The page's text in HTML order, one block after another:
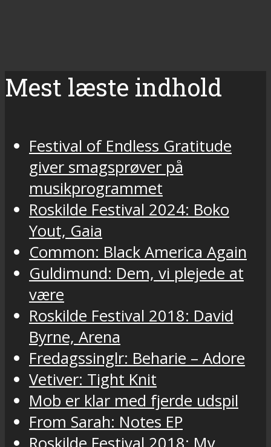
Mest læste indhold
Festival of Endless Gratitude
giver smagsprøver på
musikprogrammet
Roskilde Festival 2024: Boko
Yout, Gaia
Common: Black America Again
Guldimund: Dem, vi plejede at
være
Roskilde Festival 2018: David
Byrne, Arena
Fredagssinglr: Beharie – Adore
Vetiver: Tight Knit
Mob er klar med fjerde udspil
From Sarah: Notes EP